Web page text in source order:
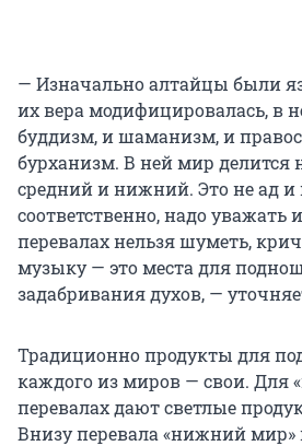
— Изначально алтайцы были
их вера модифицировалась, в
буддизм, и шаманизм, и
бурханизм. В ней мир делится
средний и нижний. Это не ад и
соответственно, надо уважать
перевалах нельзя шуметь,
музыку — это места для
задабривания духов, —
Традиционно продукты для
каждого из миров — свои. Для
перевалах дают светлые
Внизу перевала «нижний